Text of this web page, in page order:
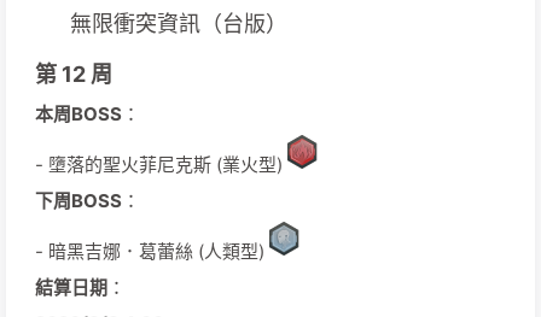
無限衝突資訊（台版）
第 12 周
本周BOSS ：
- 墮落的聖火菲尼克斯 (業火型)
下周BOSS ：
- 暗黑吉娜．葛蕾絲 (人類型)
結算日期 ：